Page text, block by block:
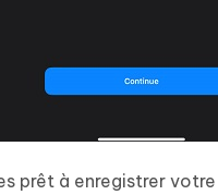
prêt à enregistrer